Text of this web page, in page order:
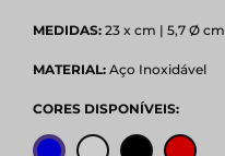
MEDIDAS: 23 x cm | 5,7 Ø cm
MATERIAL: Aço Inoxidável
CORES DISPONÍVEIS: